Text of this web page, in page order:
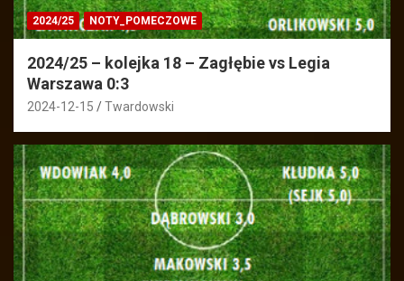
2024/25 NOTY_POMECZOWE
2024/25 – kolejka 18 – Zagłębie vs Legia
Warszawa 0:3
2024-12-15 Twardowski